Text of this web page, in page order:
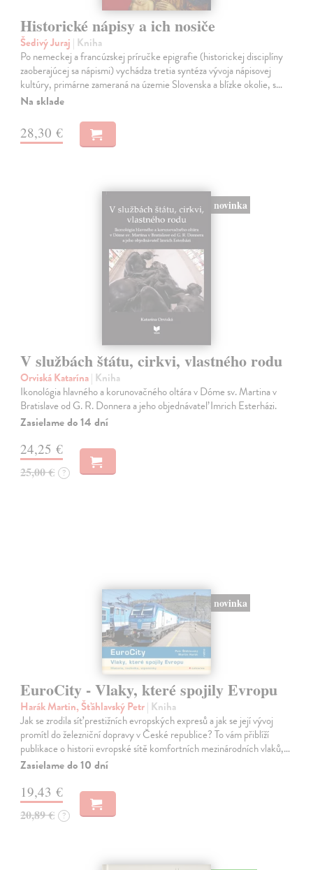
Historické nápisy a ich nosiče
Šedivý Juraj | Kniha
Po nemeckej a francúzskej príručke epigrafie (historickej disciplíny
zaoberajúcej sa nápismi) vychádza tretia syntéza vývoja nápisovej
kultúry, primárne zameraná na územie Slovenska a blízke okolie, s…
Na sklade
28,30 €
novinka
V službách štátu, cirkvi, vlastného rodu
Orviská Katarína| Kniha
Ikonológia hlavného a korunovačného oltára v Dóme sv. Martina v
Bratislave od G. R. Donnera a jeho objednávateľ Imrich Esterházi.
Zasielame do 14 dní
24,25 €
25,00 € ?
novinka
EuroCity - Vlaky, které spojily Evropu
Harák Martin, Šťáhlavský Petr| Kniha
Jak se zrodila síť prestižních evropských expresů a jak se její vývoj
promítl do železniční dopravy v České republice? To vám přiblíží
publikace o historii evropské sítě komfortních mezinárodních vlaků,…
Zasielame do 10 dní
19,43 €
20,89 € ?